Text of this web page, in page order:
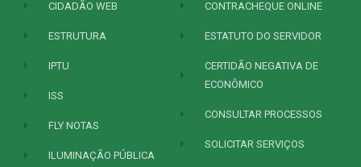
CIDADÃO WEB
ESTRUTURA
IPTU
ISS
FLY NOTAS
ILUMINAÇÃO PÚBLICA
CONTRACHEQUE ONLINE
ESTATUTO DO SERVIDOR
CERTIDÃO NEGATIVA DE
ECONÔMICO
CONSULTAR PROCESSOS
SOLICITAR SERVIÇOS